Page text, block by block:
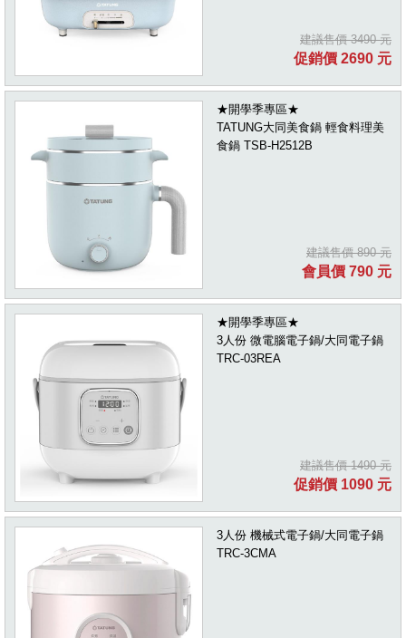
建議售價 3490 元
促銷價 2690 元
★開學季專區★
TATUNG大同美食鍋 輕食料理美
食鍋 TSB-H2512B
建議售價 890 元
會員價 790 元
★開學季專區★
3人份 微電腦電子鍋/大同電子鍋
TRC-03REA
建議售價 1490 元
促銷價 1090 元
3人份 機械式電子鍋/大同電子鍋
TRC-3CMA